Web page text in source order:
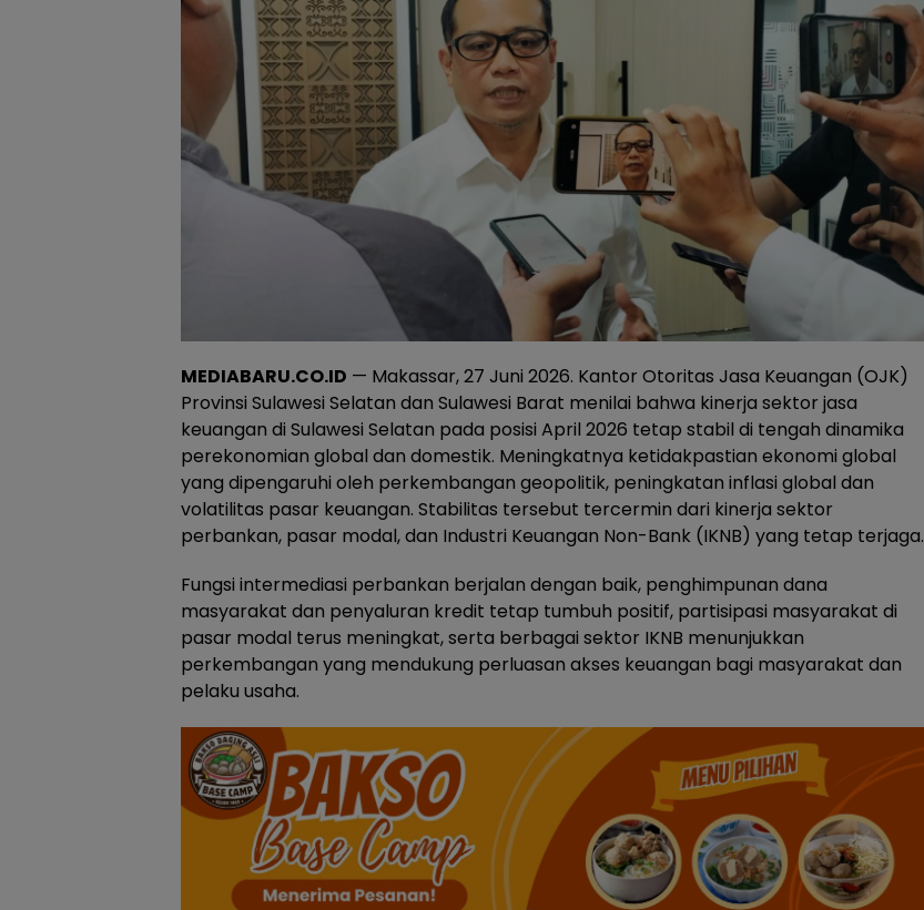
MEDIABARU.CO.ID — Makassar, 27 Juni 2026. Kantor Otoritas Jasa Keuangan (OJK)
Provinsi Sulawesi Selatan dan Sulawesi Barat menilai bahwa kinerja sektor jasa
keuangan di Sulawesi Selatan pada posisi April 2026 tetap stabil di tengah dinamika
perekonomian global dan domestik. Meningkatnya ketidakpastian ekonomi global
yang dipengaruhi oleh perkembangan geopolitik, peningkatan inflasi global dan
volatilitas pasar keuangan. Stabilitas tersebut tercermin dari kinerja sektor
perbankan, pasar modal, dan Industri Keuangan Non-Bank (IKNB) yang tetap terjaga.
Fungsi intermediasi perbankan berjalan dengan baik, penghimpunan dana
masyarakat dan penyaluran kredit tetap tumbuh positif, partisipasi masyarakat di
pasar modal terus meningkat, serta berbagai sektor IKNB menunjukkan
perkembangan yang mendukung perluasan akses keuangan bagi masyarakat dan
pelaku usaha.